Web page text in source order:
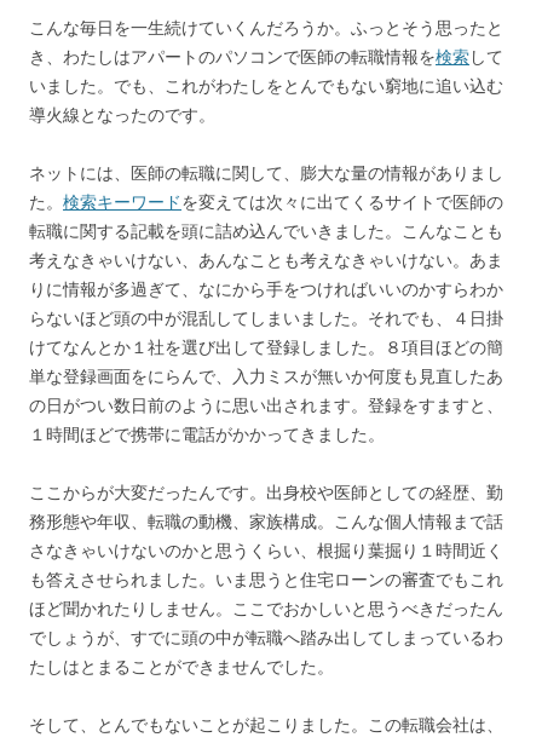
こんな毎日を一生続けていくんだろうか。ふっとそう思ったと
き、わたしはアパートのパソコンで医師の転職情報を検索して
いました。でも、これがわたしをとんでもない窮地に追い込む
導火線となったのです。
ネットには、医師の転職に関して、膨大な量の情報がありまし
た。 検索キーワードを変えては次々に出てくるサイトで医師の
転職に関する記載を頭に詰め込んでいきました。こんなことも
考えなきゃいけない、あんなことも考えなきゃいけない。あま
りに情報が多過ぎて、なにから手をつければいいのかすらわか
らないほど頭の中が混乱してしまいました。それでも、４日掛
けてなんとか１社を選び出して登録しました。８項目ほどの簡
単な登録画面をにらんで、入力ミスが無いか何度も見直したあ
の日がつい数日前のように思い出されます。登録をすますと、
１時間ほどで携帯に電話がかかってきました。
ここからが大変だったんです。出身校や医師としての経歴、勤
務形態や年収、転職の動機、家族構成。こんな個人情報まで話
さなきゃいけないのかと思うくらい、根掘り葉掘り１時間近く
も答えさせられました。いま思うと住宅ローンの審査でもこれ
ほど聞かれたりしません。ここでおかしいと思うべきだったん
でしょうが、すでに頭の中が転職へ踏み出してしまっているわ
たしはとまることができませんでした。
そして、とんでもないことが起こりました。この転職会社は、